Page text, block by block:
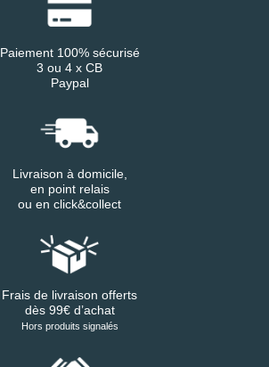
Paiement 100% sécurisé
3 ou 4 x CB
Paypal
Livraison à domicile,
en point relais
ou en click&collect
Frais de livraison offerts
dès 99€ d’achat
Hors produits signalés